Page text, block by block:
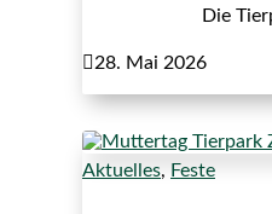
Die
28. Mai 2026
Aktuelles, Feste